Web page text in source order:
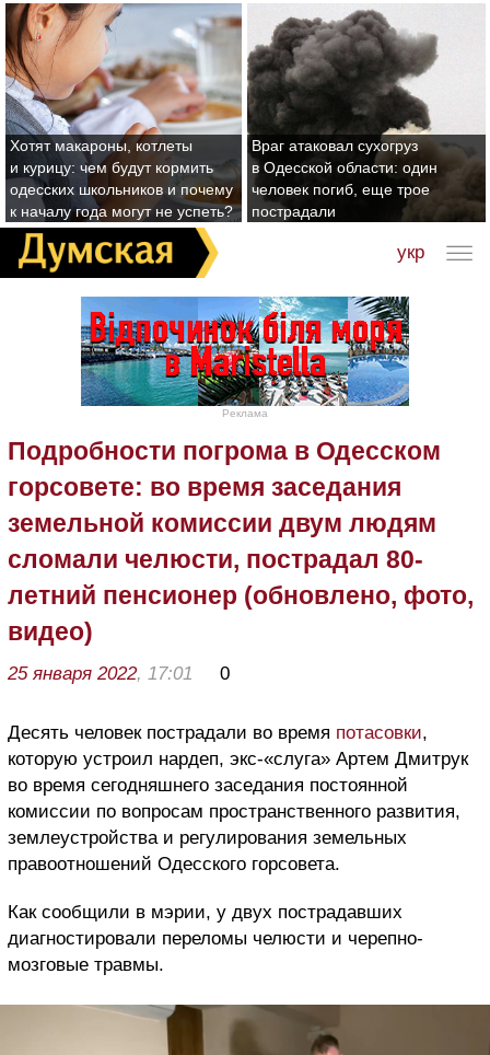
Хотят макароны, котлеты
и курицу: чем будут кормить
одесских школьников и почему
к началу года могут не успеть?
Враг атаковал сухогруз
в Одесской области: один
человек погиб, еще трое
пострадали
укр
Реклама
Подробности погрома в Одесском
горсовете: во время заседания
земельной комиссии двум людям
сломали челюсти, пострадал 80-
летний пенсионер (обновлено, фото,
видео)
25 января 2022, 17:01 0
Десять человек пострадали во время потасовки,
которую устроил нардеп, экс-«слуга» Артем Дмитрук
во время сегодняшнего заседания постоянной
комиссии по вопросам пространственного развития,
землеустройства и регулирования земельных
правоотношений Одесского горсовета.
Как сообщили в мэрии, у двух пострадавших
диагностировали переломы челюсти и черепно-
мозговые травмы.